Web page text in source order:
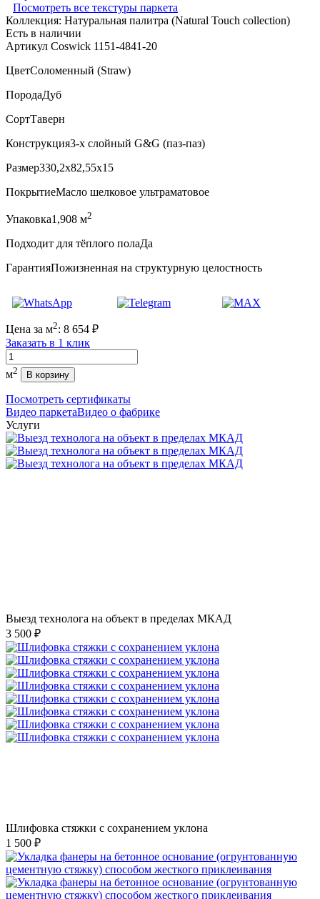
Посмотреть все текстуры паркета
Коллекция: Натуральная палитра (Natural Touch collection)
Есть в наличии
Артикул Coswick 1151-4841-20
ЦветСоломенный (Straw)
ПородаДуб
СортТаверн
Конструкция3-х слойный G&G (паз-паз)
Размер330,2x82,55x15
ПокрытиеМасло шелковое ультраматовое
Упаковка1,908 м2
Подходит для тёплого полаДа
ГарантияПожизненная на структурную целостность
Цена за м2: 8 654 ₽
Заказать в 1 клик
Количество
м2 В корзину
Посмотреть сертификаты
Видео паркетаВидео о фабрике
Услуги
Выезд технолога на объект в пределах МКАД
3 500 ₽
Шлифовка стяжки с сохранением уклона
1 500 ₽